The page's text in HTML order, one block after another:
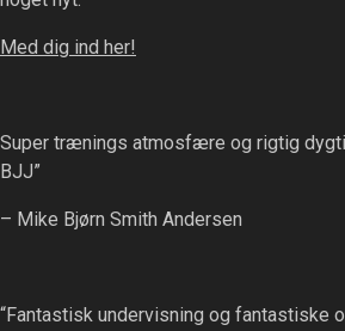
Med dig ind her!
Super trænings atmosfære og rigtig
BJJ”
– Mike Bjørn Smith Andersen
“Fantastisk undervisning og fantastiske